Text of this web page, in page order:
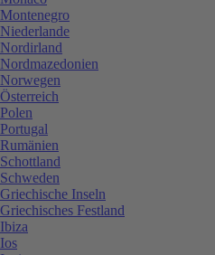
Montenegro
Niederlande
Nordirland
Nordmazedonien
Norwegen
Österreich
Polen
Portugal
Rumänien
Schottland
Schweden
Griechische Inseln
Griechisches Festland
Ibiza
Ios